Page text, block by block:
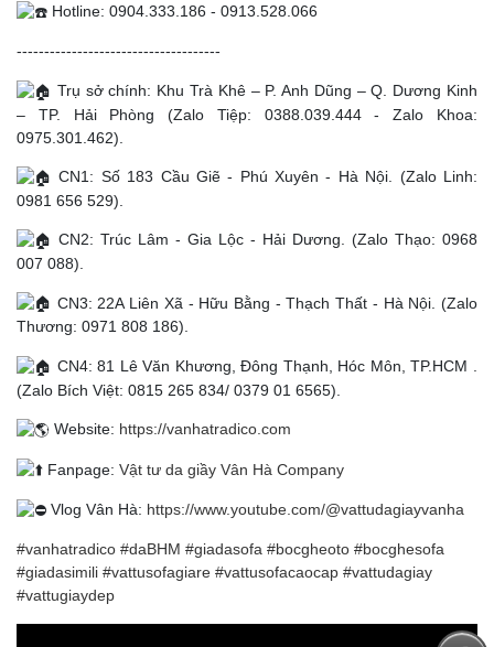
Hotline: 0904.333.186 - 0913.528.066
-------------------------------------
Trụ sở chính: Khu Trà Khê – P. Anh Dũng – Q. Dương Kinh
– TP. Hải Phòng (Zalo Tiệp: 0388.039.444 - Zalo Khoa:
0975.301.462).
CN1: Số 183 Cầu Giẽ - Phú Xuyên - Hà Nội. (Zalo Linh:
0981 656 529).
CN2: Trúc Lâm - Gia Lộc - Hải Dương. (Zalo Thạo: 0968
007 088).
CN3: 22A Liên Xã - Hữu Bằng - Thạch Thất - Hà Nội. (Zalo
Thương: 0971 808 186).
CN4: 81 Lê Văn Khương, Đông Thạnh, Hóc Môn, TP.HCM .
(Zalo Bích Việt: 0815 265 834/ 0379 01 6565).
Website: https://vanhatradico.com
Fanpage: Vật tư da giầy Vân Hà Company
Vlog Vân Hà: https://www.youtube.com/@vattudagiayvanha
#vanhatradico #daBHM #giadasofa #bocgheoto #bocghesofa
#giadasimili #vattusofagiare #vattusofacaocap #vattudagiay
#vattugiaydep